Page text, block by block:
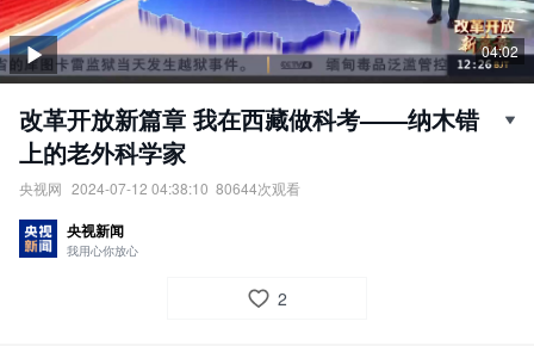
04:02
改革开放新篇章 我在西藏做科考——纳木错
上的老外科学家
央视网 2024-07-12 04:38:10 80644次观看
责任编辑：央视网
央视新闻
我用心你放心
2